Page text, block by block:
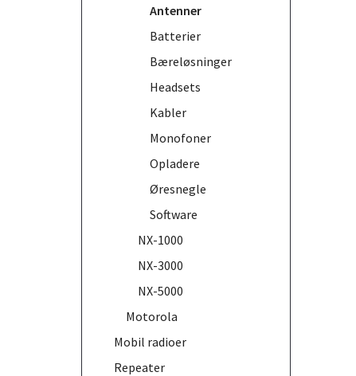
Antenner
Batterier
Bæreløsninger
Headsets
Kabler
Monofoner
Opladere
Øresnegle
Software
NX-1000
NX-3000
NX-5000
Motorola
Mobil radioer
Repeater